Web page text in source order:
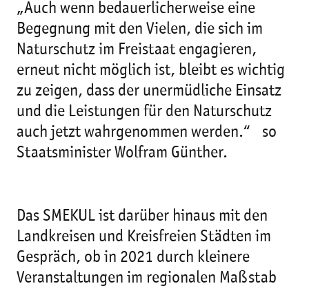
„Auch wenn bedauerlicherweise eine
Begegnung mit den Vielen, die sich im
Naturschutz im Freistaat engagieren,
erneut nicht möglich ist, bleibt es wichtig
zu zeigen, dass der unermüdliche Einsatz
und die Leistungen für den Naturschutz
auch jetzt wahrgenommen werden.“ so
Staatsminister Wolfram Günther.
Das SMEKUL ist darüber hinaus mit den
Landkreisen und Kreisfreien Städten im
Gespräch, ob in 2021 durch kleinere
Veranstaltungen im regionalen Maßstab